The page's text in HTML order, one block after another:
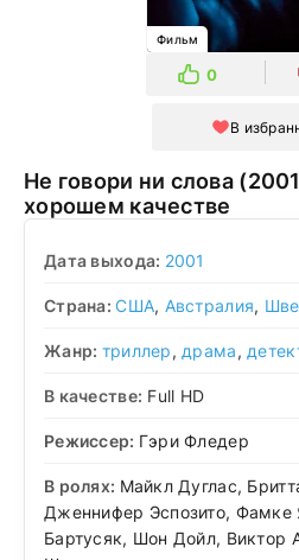
Фильм
0
В
Не говори ни слова (2001) смотреть в
хорошем качестве
Дата выхода: 2001
Страна:США, Австралия,
Жанр: триллер, драма,
В качестве: Full HD
Режиссер: Гэри Фледер
В ролях: Майкл Дуглас,
Дженнифер Эспозито, Фамке
Бартусяк, Шон Дойл, Виктор